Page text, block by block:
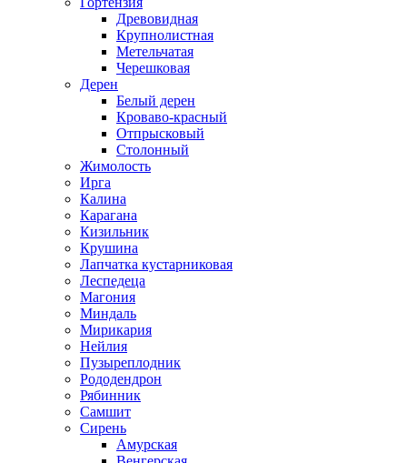
Древовидная
Крупнолистная
Метельчатая
Черешковая
Дерен
Белый дерен
Кроваво-красный
Отпрысковый
Столонный
Жимолость
Ирга
Калина
Карагана
Кизильник
Крушина
Лапчатка кустарниковая
Леспедеца
Магония
Миндаль
Мирикария
Нейлия
Пузыреплодник
Рододендрон
Рябинник
Самшит
Сирень
Амурская